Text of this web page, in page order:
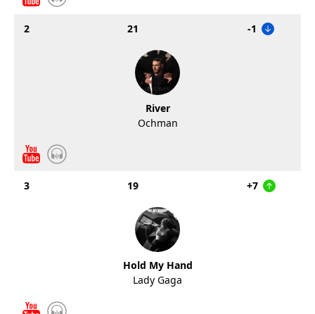
2 21 -1
River
Ochman
3 19 +7
Hold My Hand
Lady Gaga